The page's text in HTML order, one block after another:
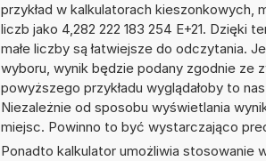
przykład w kalkulatorach kieszonkowych,
liczb jako 4,282 222 183 254 E+21. Dzięki
małe liczby są łatwiejsze do odczytania.
wyboru, wynik będzie podany zgodnie ze
powyższego przykładu wyglądałoby to
Niezależnie od sposobu wyświetlania
miejsc. Powinno to być wystarczająco
Ponadto kalkulator umożliwia stosowanie